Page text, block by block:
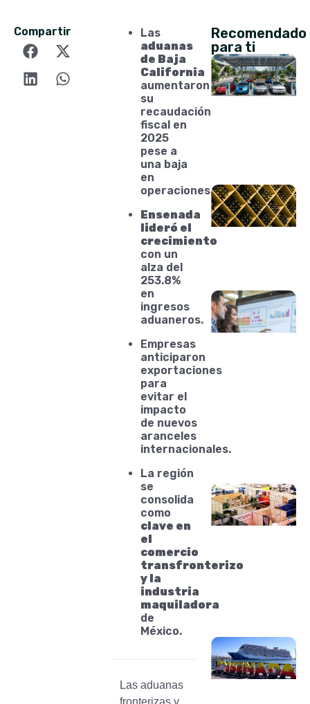
Compartir
Las
aduanas
de Baja
California
aumentaron
su
recaudación
fiscal en
2025
pese a
una baja
en
operaciones.
Ensenada
lideró el
crecimiento
con un
alza del
253.8%
en
ingresos
aduaneros.
Empresas
anticiparon
exportaciones
para
evitar el
impacto
de nuevos
aranceles
internacionales.
La región
se
consolida
como
clave en
el
comercio
transfronterizo
y la
industria
maquiladora
de
México.
Las aduanas
fronterizas y
Recomendado
para ti